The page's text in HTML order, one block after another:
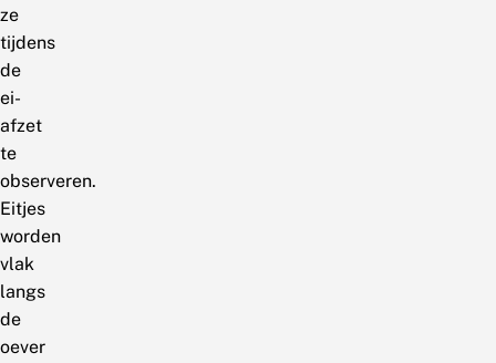
ze
tijdens
de
ei-
afzet
te
observeren.
Eitjes
worden
vlak
langs
de
oever